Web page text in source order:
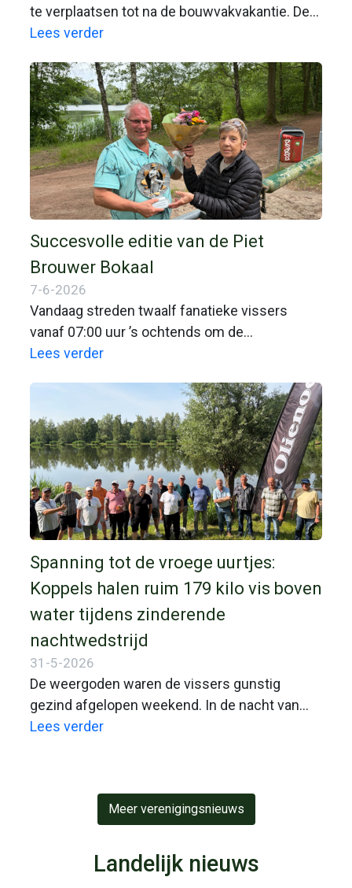
te verplaatsen tot na de bouwvakvakantie. De
weersvoorspellingen voor aanstaande
Er worden in de middag gevoelstemperaturen
tot boven de 40 graden verwacht.
Lees verder
Succesvolle editie van de Piet
Brouwer Bokaal
7-6-2026
Vandaag streden twaalf fanatieke vissers
vanaf 07:00 uur ’s ochtends om de
felbegeerde Piet Brouwer Bokaal. Tijdens deze
bijna 140 kilo vis binnengehaald.
Lees verder
Spanning tot de vroege uurtjes:
Koppels halen ruim 179 kilo vis boven
water tijdens zinderende
nachtwedstrijd
31-5-2026
De weergoden waren de vissers gunstig
gezind afgelopen weekend. In de nacht van
zaterdag 30 mei op zondag 31 mei streken
Met een perfecte nachttemperatuur en een
bloedstollende ontknoping in de ochtend, werd
totaal werd er maar liefst ruim 179 kilo vis
binnengehaald.
Lees verder
Meer verenigingsnieuws
Landelijk nieuws